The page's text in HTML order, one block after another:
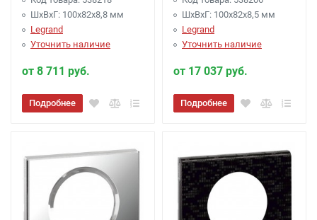
ШхВхГ: 100x82x8,8 мм
Legrand
Уточнить наличие
от 8 711 руб.
Подробнее
ШхВхГ: 100x82x8,5 мм
Legrand
Уточнить наличие
от 17 037 руб.
Подробнее